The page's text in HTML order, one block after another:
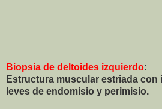
Biopsia de deltoides izquierdo:
Estructura muscular estriada
leves de endomisio y perimisio.